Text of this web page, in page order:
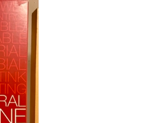
était :
CHF 85.00.